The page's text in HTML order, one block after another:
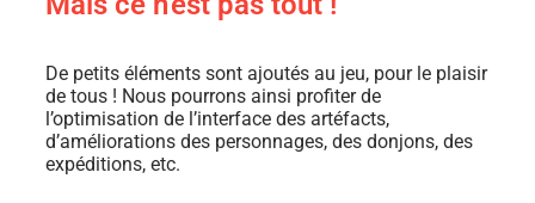
De petits éléments sont ajoutés au jeu, pour le plaisir
de tous ! Nous pourrons ainsi profiter de
l’optimisation de l’interface des artéfacts,
d’améliorations des personnages, des donjons, des
expéditions, etc.